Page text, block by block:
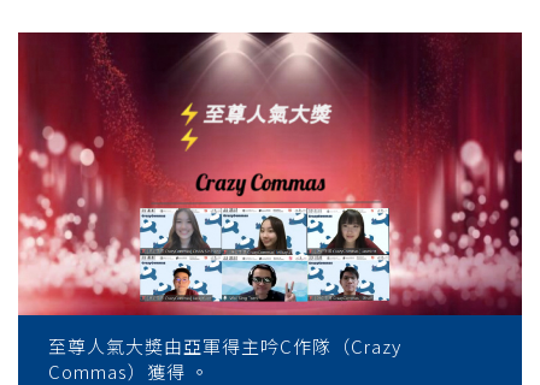
至尊人氣大奬由亞軍得主吟C作隊（Crazy
Commas）獲得 。